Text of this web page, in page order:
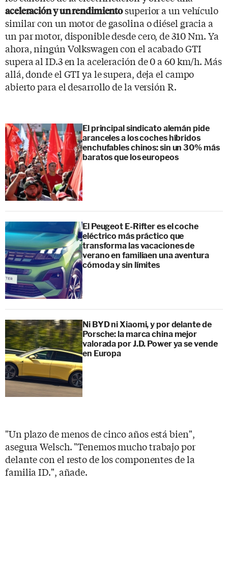
aceleración y un rendimientosuperior a un vehículo
similar con un motor de gasolina o diésel gracia a
un par motor, disponible desde cero, de 310 Nm. Ya
ahora, ningún Volkswagen con el acabado GTI
supera al ID.3 en la aceleración de 0 a 60 km/h. Más
allá, donde el GTI ya le supera, deja el campo
abierto para el desarrollo de la versión R.
El principal sindicato alemán pide
aranceles a los coches híbridos
enchufables chinos: sin un 30% más
baratos que los europeos
El Peugeot E-Rifter es el coche
eléctrico más práctico que
transforma las vacaciones de
verano en familiaen una aventura
cómoda y sin límites
Ni BYD ni Xiaomi, y por delante de
Porsche: la marca china mejor
valorada por J.D. Power ya se vende
en Europa
"Un plazo de menos de cinco años está bien",
asegura Welsch. "Tenemos mucho trabajo por
delante con el resto de los componentes de la
familia ID.", añade.